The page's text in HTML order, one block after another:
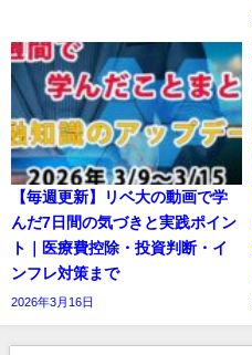
【毎週更新】リベ大の動画で学
んだ7日間の気づきと実践ポイン
ト｜医療費控除・投資判断・イ
ンフレ対策まで
2026年3月16日